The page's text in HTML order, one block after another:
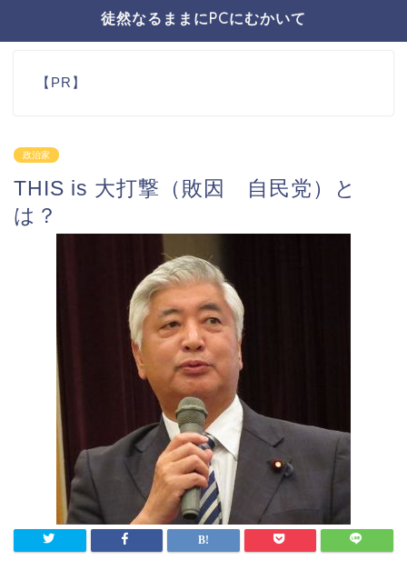
徒然なるままにPCにむかいて
【PR】
政治家
THIS is 大打撃（敗因 自民党）と
は？